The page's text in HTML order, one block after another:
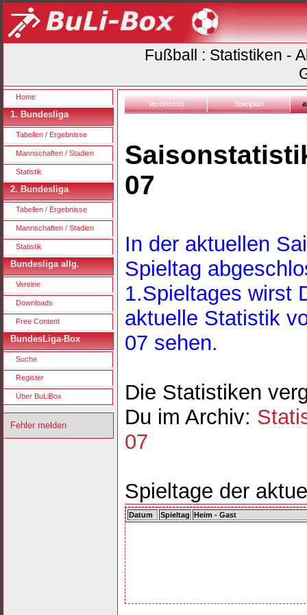
Fußball : Statistiken -
Home
1. Bundesliga
Tabellen / Ergebnisse
Mannschaften / Stadien
Statistik
2. Bundesliga
Tabellen / Ergebnisse
Mannschaften / Stadien
Statistik
Bundesliga allg.
Vereine
Downloads
Free Content
BundesLiga-Box
Suche
Register
Über BuLiBox
Fehler melden
Vereinsinfo Spielplan
07
In der aktuellen
Spieltag
1.Spieltages wirst
aktuelle Statistik
07 sehen.
Die Statistiken
Du im Archiv:
07
Spieltage der
Datum Spieltag Heim - Gast